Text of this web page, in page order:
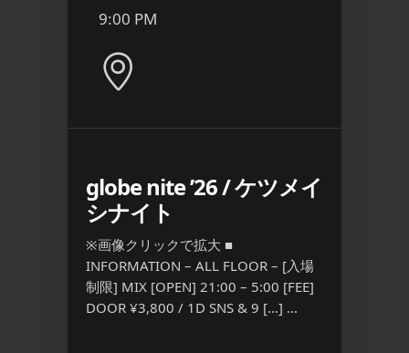
9:00 PM
globe nite ’26 / ケツメイ
シナイト
※画像クリックで拡大 ■
INFORMATION – ALL FLOOR – [入場
制限] MIX [OPEN] 21:00 – 5:00 [FEE]
DOOR ¥3,800 / 1D SNS & 9 […] ...